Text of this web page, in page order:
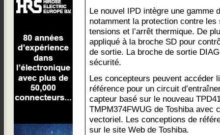
Le nouvel IPD intègre une gamme
notamment la protection contre
tensions et l’arrêt thermique. De
appliqué à la broche SD pour
de sortie. La broche de sortie
sécurité.
Les concepteurs peuvent accéder
référence pour un circuit
capteur basé sur le nouveau
TMPM374FWUG de Toshiba avec
vectoriel. Les conceptions de
sur le site Web de Toshiba.